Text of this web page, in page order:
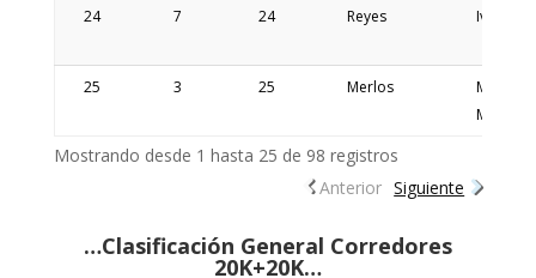
24 7 24 Reyes Ivan
25 3 25 Merlos
Mario
Marcelo
Mostrando desde 1 hasta 25 de 98 registros
Anterior Siguiente
…Clasificación General Corredores
20K+20K…